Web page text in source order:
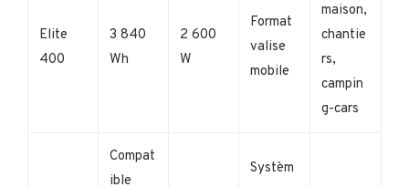
Elite
400
3 840
Wh
2 600
W
Format
valise
mobile
maison,
chantie
rs,
campin
g-cars
Compat
ible
Systèm